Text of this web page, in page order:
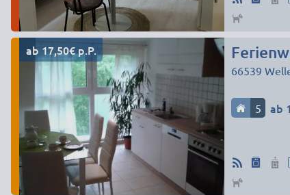
ab 17,50€ p.P.
66539
5 ab